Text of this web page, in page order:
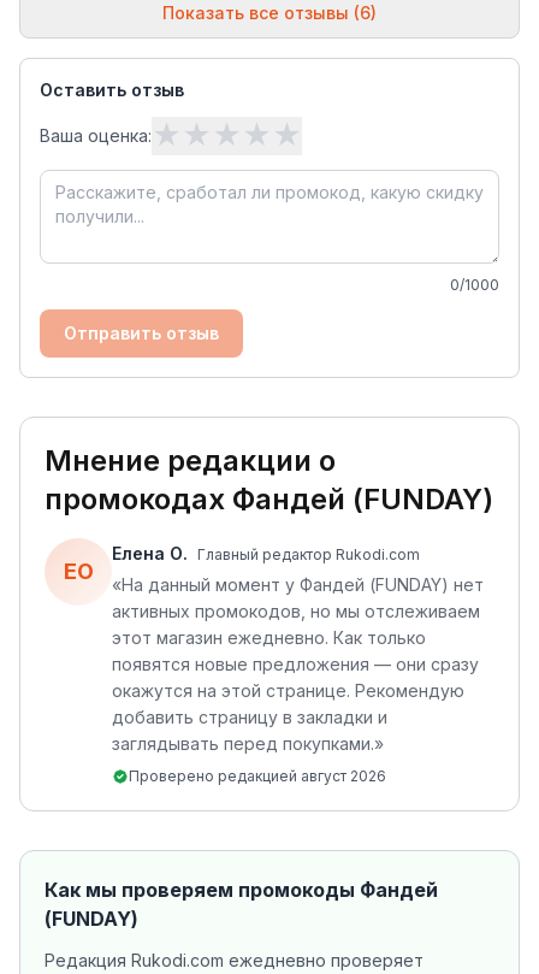
Показать все отзывы (6)
Оставить отзыв
Ваша оценка: ★ ★ ★ ★ ★
0/1000
Отправить отзыв
Мнение редакции о
промокодах Фандей (FUNDAY)
ЕО
Елена О. Главный редактор Rukodi.com
«На данный момент у Фандей (FUNDAY) нет
активных промокодов, но мы отслеживаем
этот магазин ежедневно. Как только
появятся новые предложения — они сразу
окажутся на этой странице. Рекомендую
добавить страницу в закладки и
заглядывать перед покупками.»
Проверено редакцией август 2026
Как мы проверяем промокоды Фандей
(FUNDAY)
Редакция Rukodi.com ежедневно проверяет